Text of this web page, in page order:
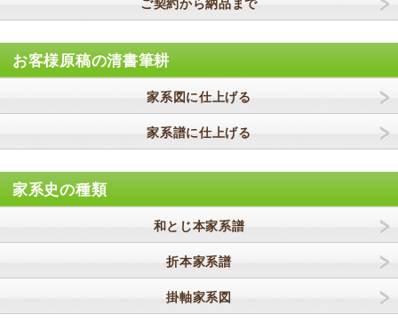
ご契約から納品まで
お客様原稿の清書筆耕
家系図に仕上げる
家系譜に仕上げる
家系史の種類
和とじ本家系譜
折本家系譜
掛軸家系図